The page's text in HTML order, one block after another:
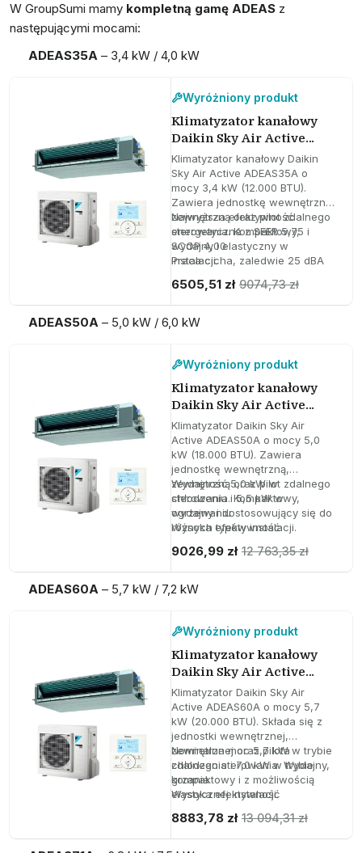
W GroupSumi mamy kompletną gamę ADEAS z
następującymi mocami:
ADEAS35A – 3,4 kW / 4,0 kW
Wyróżniony produkt
Klimatyzator kanałowy
Daikin Sky Air Active
ADEAS35A 3,4 kW 12000
BTU
Klimatyzator kanałowy Daikin
Sky Air Active ADEAS35A o
mocy 3,4 kW (12.000 BTU).
Zawiera jednostkę wewnętrzną,
zewnętrzną oraz pilot zdalnego
sterowania. Kompaktowy,
wydajny i elastyczny w
instalacji.
Najwyższa efektywność
energetyczna z SEER 5,75 i
SCOP 4,00
Praca cicha, zaledwie 25 dBA
średnich przestrzeni
6505,51 zł 9074,73 zł
ADEAS50A – 5,0 kW / 6,0 kW
Wyróżniony produkt
Klimatyzator kanałowy
Daikin Sky Air Active
ADEAS50A 5,0 kW 18000
BTU
Klimatyzator Daikin Sky Air
Active ADEAS50A o mocy 5,0
kW (18.000 BTU). Zawiera
jednostkę wewnętrzną,
zewnętrzną oraz pilot zdalnego
sterowania. Kompaktowy,
wydajny i dostosowujący się do
różnych typów instalacji.
Wydajność 5,0 kW w
chłodzeniu i 5,5 kW w
ogrzewaniu
Wysoka efektywność
SCOP 4,00
Niski poziom hałasu do 35 dBA
9026,99 zł 12 763,35 zł
ADEAS60A – 5,7 kW / 7,2 kW
Wyróżniony produkt
Klimatyzator kanałowy
Daikin Sky Air Active
ADEAS60A 5,7 kW 20000
BTU
Klimatyzator Daikin Sky Air
Active ADEAS60A o mocy 5,7
kW (20.000 BTU). Składa się z
jednostki wewnętrznej,
zewnętrznej oraz pilota
zdalnego sterowania. Wydajny,
kompaktowy i z możliwością
elastycznej instalacji.
Nominalna moc 5,7 kW w trybie
chłodzenia i 7,0 kW w trybie
grzania
Wysoka efektywność
SCOP 4,00
Ciśnienie statyczne regulowane
8883,78 zł 13 094,31 zł